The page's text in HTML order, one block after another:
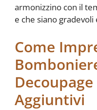
armonizzino con il
e che siano
Come
Aggiuntivi